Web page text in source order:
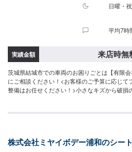
日曜・
平均7時
実績金額 来店時無
茨城県結城市での車両のお困りごとは【有限
にご相談ください！<お客様のご予算に応じて
整備はお任せください！>小さなキズから破損
きし、最適な施工方法をご提案しますので、
～3日程度で納車となります。(要相談)納期は
株式会社ミヤイボデー浦和のシー